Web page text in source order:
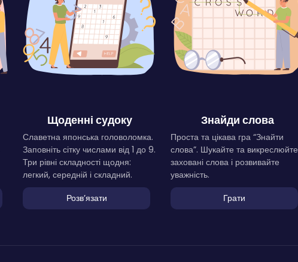
Щоденні судоку
Славетна японська головоломка.
Заповніть сітку числами від 1 до 9.
Три рівні складності щодня:
легкий, середній і складний.
Розвʼязати
Знайди слова
Проста та цікава гра “Знайти
слова”. Шукайте та викреслюйте
заховані слова і розвивайте
уважність.
Грати